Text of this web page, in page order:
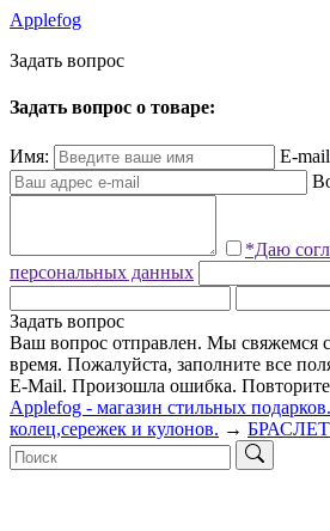
Applefog
Задать вопрос
Задать вопрос о товаре:
Имя:
E-
*Даю
персональных данных
Задать вопрос
Ваш вопрос отправлен. Мы свяжемся
время. Пожалуйста, заполните все
E-Mail. Произошла ошибка.
Applefog - магазин стильных
колец,сережек и кулонов. →